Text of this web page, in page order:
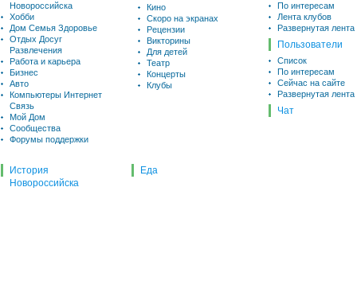
Новороссийска
Хобби
Дом Семья Здоровье
Отдых Досуг
Развлечения
Работа и карьера
Бизнес
Авто
Компьютеры Интернет
Связь
Мой Дом
Сообщества
Форумы поддержки
Кино
Скоро на экранах
Рецензии
Викторины
Для детей
Театр
Концерты
Клубы
По интересам
Лента клубов
Развернутая лента
Пользователи
Список
По интересам
Сейчас на сайте
Развернутая лента
Чат
История
Новороссийска
Еда